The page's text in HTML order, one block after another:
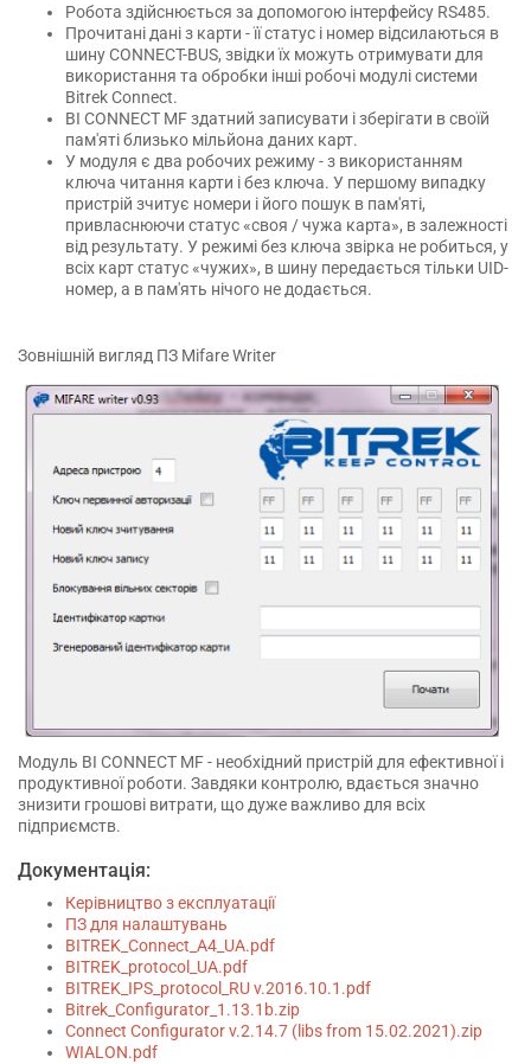
Робота здійснюється за допомогою інтерфейсу RS485.
Прочитані дані з карти - її статус і номер відсилаються в
шину CONNECT-BUS, звідки їх можуть отримувати для
використання та обробки інші робочі модулі системи
Bitrek Connect.
BI CONNECT MF здатний записувати і зберігати в своїй
пам'яті близько мільйона даних карт.
У модуля є два робочих режиму - з використанням
ключа читання карти і без ключа. У першому випадку
пристрій зчитує номери і його пошук в пам'яті,
привласнюючи статус «своя / чужа карта», в залежності
від результату. У режимі без ключа звірка не робиться, у
всіх карт статус «чужих», в шину передається тільки UID-
номер, а в пам'ять нічого не додається.
Зовнішній вигляд ПЗ Mifare Writer
Модуль BI CONNECT MF - необхідний пристрій для ефективної і
продуктивної роботи. Завдяки контролю, вдається значно
знизити грошові витрати, що дуже важливо для всіх
підприємств.
Документація:
Керівництво з експлуатації
ПЗ для налаштувань
BITREK_Connect_A4_UA.pdf
BITREK_protocol_UA.pdf
BITREK_IPS_protocol_RU v.2016.10.1.pdf
Bitrek_Configurator_1.13.1b.zip
Connect Configurator v.2.14.7 (libs from 15.02.2021).zip
WIALON.pdf